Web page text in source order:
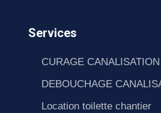
Services
CURAGE CANALISATION
DEBOUCHAGE
Location toilette chantier